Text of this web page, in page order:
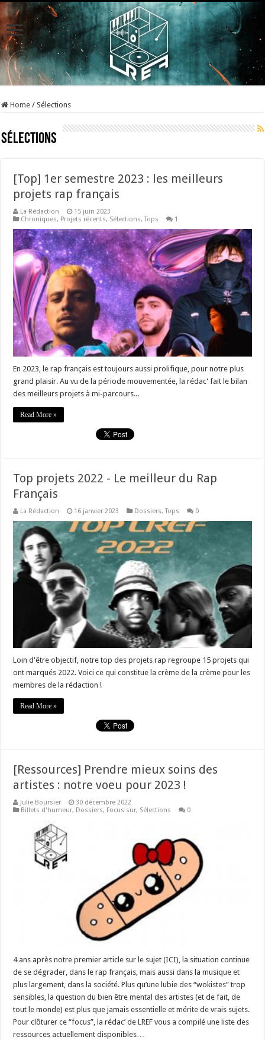
Home / Sélections
Sélections
[Top] 1er semestre 2023 : les meilleurs
projets rap français
La Rédaction
15 juin 2023
Chroniques, Projets récents, Sélections,Tops 1
En 2023, le rap français est toujours aussi prolifique, pour notre plus
grand plaisir. Au vu de la période mouvementée, la rédac' fait le bilan
des meilleurs projets à mi-parcours...
Read More »
Top projets 2022 - Le meilleur du Rap
Français
La Rédaction 16 janvier 2023 Dossiers,Tops 0
Loin d'être objectif, notre top des projets rap regroupe 15 projets qui
ont marqués 2022. Voici ce qui constitue la crème de la crème pour les
membres de la rédaction !
Read More »
[Ressources] Prendre mieux soins des
artistes : notre voeu pour 2023 !
Julie Boursier
30 décembre 2022
Billets d'humeur, Dossiers, Focus sur, Sélections 0
4 ans après notre premier article sur le sujet (ICI), la situation continue
de se dégrader, dans le rap français, mais aussi dans la musique et
plus largement, dans la société. Plus qu’une lubie des “wokistes” trop
sensibles, la question du bien être mental des artistes (et de fait, de
tout le monde) est plus que jamais essentielle et mérite de vrais sujets.
Pour clôturer ce “focus”, la rédac’ de LREF vous a compilé une liste des
ressources actuellement disponibles…